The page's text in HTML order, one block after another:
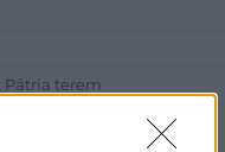
Pátria terem